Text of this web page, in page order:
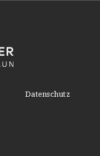
Datenschutz